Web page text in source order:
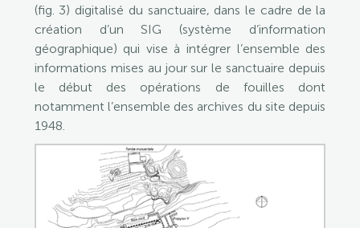
(fig. 3) digitalisé du sanctuaire, dans le cadre de la
création d’un SIG (système d’information
géographique) qui vise à intégrer l’ensemble des
informations mises au jour sur le sanctuaire depuis
le début des opérations de fouilles dont
notamment l’ensemble des archives du site depuis
1948.